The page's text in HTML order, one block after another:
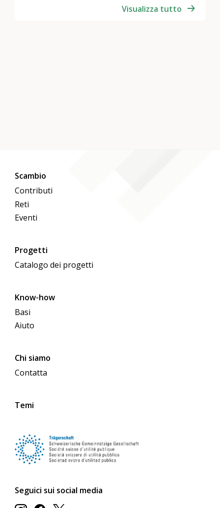
Visualizza tutto
Scambio
Contributi
Reti
Eventi
Progetti
Catalogo dei progetti
Know-how
Basi
Aiuto
Chi siamo
Contatta
Temi
Seguici sui social media